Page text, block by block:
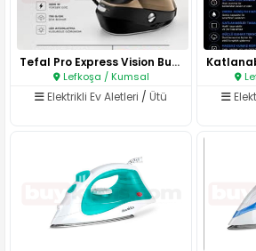
Tefal Pro Express Vision Buhar..
Lefkoşa / Kumsal
Elektrikli Ev Aletleri / Ütü